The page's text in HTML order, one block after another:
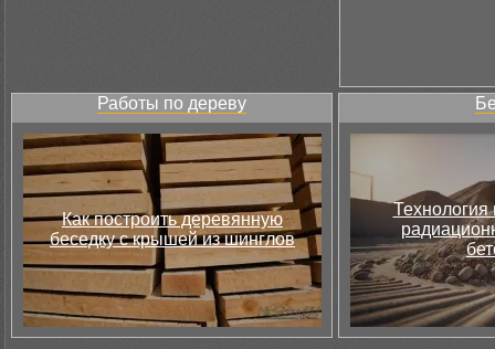
Работы по дереву
Как построить деревянную
беседку с крышей из шинглов
Технология